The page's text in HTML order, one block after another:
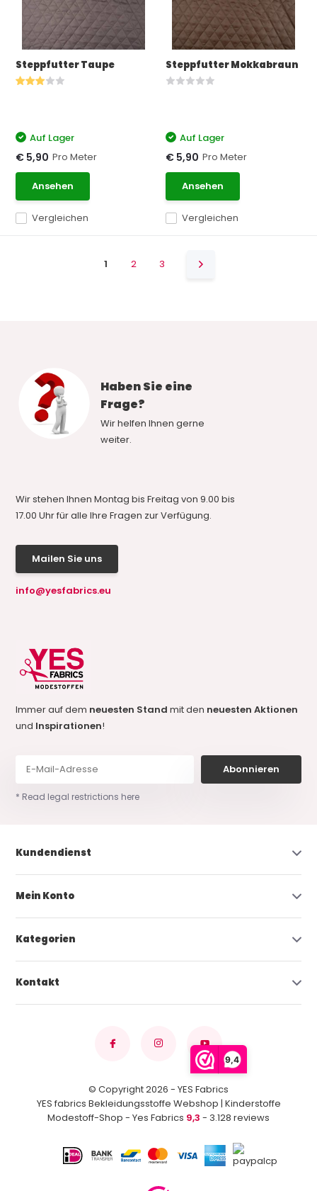
9,4
Steppfutter Taupe
Vergleichen
Auf Lager
€ 5,90 Pro Meter
Ansehen
Steppfutter Mokkabraun
Vergleichen
Auf Lager
€ 5,90 Pro Meter
Ansehen
1 2 3
Haben Sie eine
Frage?
Wir helfen Ihnen gerne
weiter.
Wir stehen Ihnen Montag bis Freitag von 9.00 bis
17.00 Uhr für alle Ihre Fragen zur Verfügung.
Mailen Sie uns
info@yesfabrics.eu
Immer auf dem neuesten Standmit den neuesten Aktionen
und Inspirationen!
Abonnieren
* Read legal restrictions here
Kundendienst
Mein Konto
Kategorien
Kontakt
© Copyright 2026 - YES Fabrics
YES fabrics Bekleidungsstoffe Webshop | Kinderstoffe
Modestoff-Shop - Yes Fabrics 9,3 - 3.128 reviews